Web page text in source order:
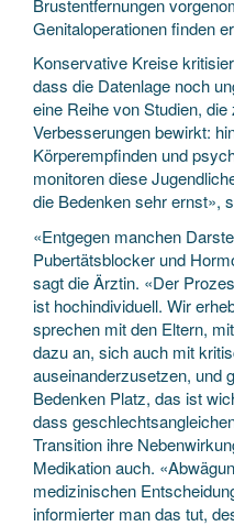
Genitaloperationen finden
Konservative Kreise
dass die Datenlage noch
eine Reihe von Studien,
Verbesserungen bewirkt:
Körperempfinden und
monitoren diese
die Bedenken sehr ernst»,
«Entgegen manchen
Pubertätsblocker und
sagt die Ärztin. «Der
ist hochindividuell. Wir
sprechen mit den Eltern,
dazu an, sich auch mit
auseinanderzusetzen, und
Bedenken Platz, das ist
dass
Transition ihre
Medikation auch.
medizinischen
informierter man das tut,